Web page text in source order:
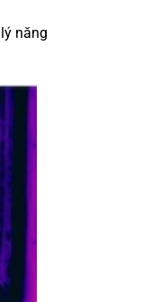
năng